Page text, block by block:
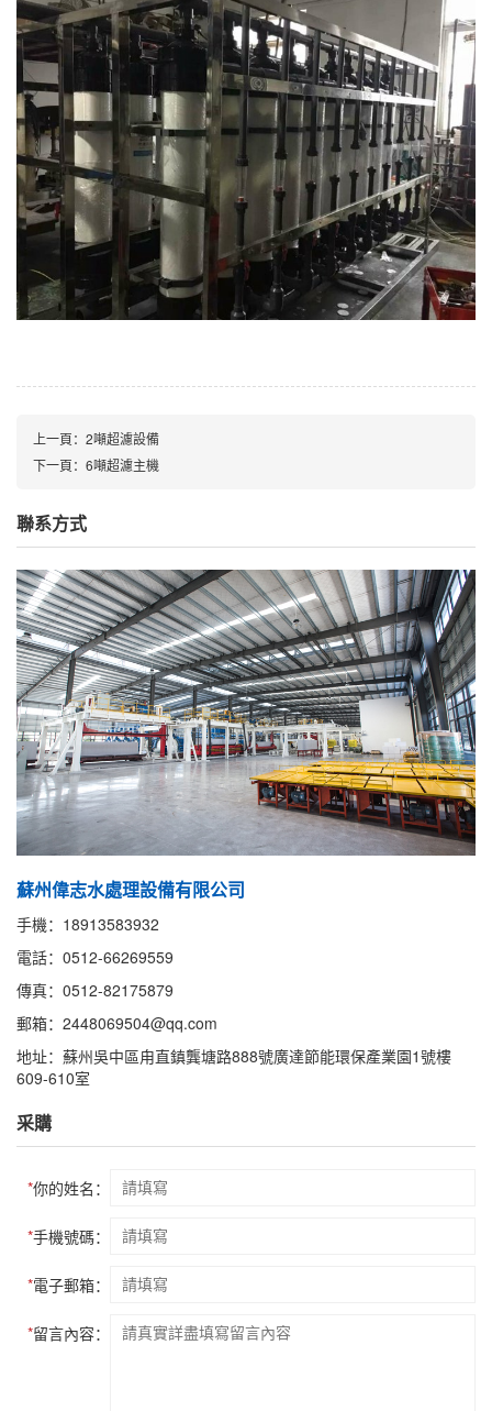
上一頁： 2噸超濾設備
下一頁： 6噸超濾主機
聯系方式
蘇州偉志水處理設備有限公司
手機：18913583932
電話：0512-66269559
傳真：0512-82175879
郵箱：2448069504@qq.com
地址：蘇州吳中區甪直鎮龔塘路888號廣達節能環保產業園1號樓
609-610室
采購
*你的姓名：
*手機號碼：
*電子郵箱：
*留言內容：